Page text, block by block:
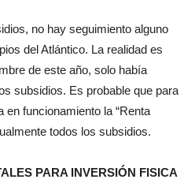
no hay seguimiento alguno
del Atlántico. La realidad es
de este año, solo había
subsidios. Es probable que para
en funcionamiento la “Renta
todos los subsidios.
PARA INVERSIÓN FISICA